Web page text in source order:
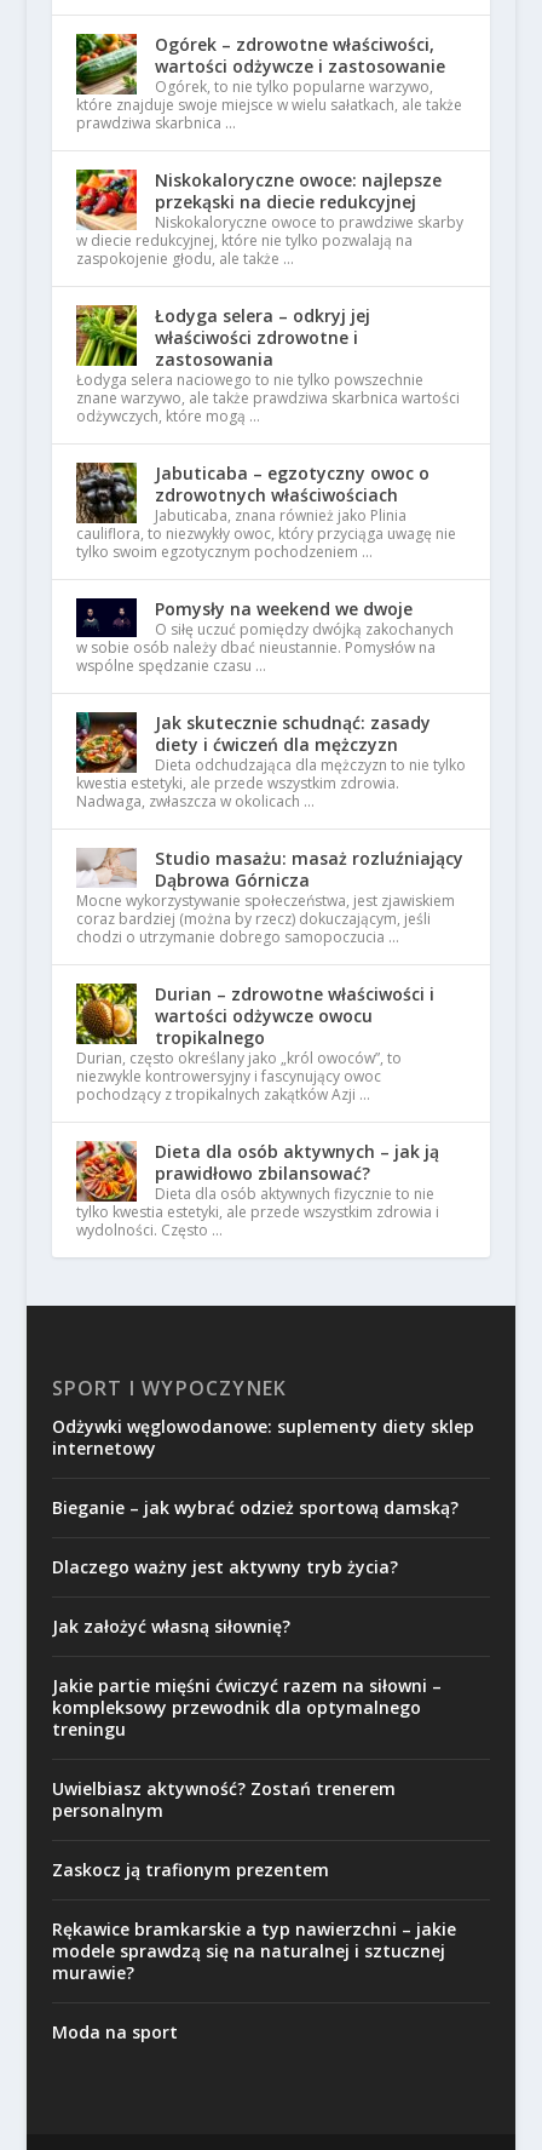
Ogórek – zdrowotne właściwości,
wartości odżywcze i zastosowanie
Ogórek, to nie tylko popularne warzywo,
które znajduje swoje miejsce w wielu sałatkach, ale także
prawdziwa skarbnica …
Niskokaloryczne owoce: najlepsze
przekąski na diecie redukcyjnej
Niskokaloryczne owoce to prawdziwe skarby
w diecie redukcyjnej, które nie tylko pozwalają na
zaspokojenie głodu, ale także …
Łodyga selera – odkryj jej
właściwości zdrowotne i
zastosowania
Łodyga selera naciowego to nie tylko powszechnie
znane warzywo, ale także prawdziwa skarbnica wartości
odżywczych, które mogą …
Jabuticaba – egzotyczny owoc o
zdrowotnych właściwościach
Jabuticaba, znana również jako Plinia
cauliflora, to niezwykły owoc, który przyciąga uwagę nie
tylko swoim egzotycznym pochodzeniem …
Pomysły na weekend we dwoje
O siłę uczuć pomiędzy dwójką zakochanych
w sobie osób należy dbać nieustannie. Pomysłów na
wspólne spędzanie czasu …
Jak skutecznie schudnąć: zasady
diety i ćwiczeń dla mężczyzn
Dieta odchudzająca dla mężczyzn to nie tylko
kwestia estetyki, ale przede wszystkim zdrowia.
Nadwaga, zwłaszcza w okolicach …
Studio masażu: masaż rozluźniający
Dąbrowa Górnicza
Mocne wykorzystywanie społeczeństwa, jest zjawiskiem
coraz bardziej (można by rzecz) dokuczającym, jeśli
chodzi o utrzymanie dobrego samopoczucia …
Durian – zdrowotne właściwości i
wartości odżywcze owocu
tropikalnego
Durian, często określany jako „król owoców”, to
niezwykle kontrowersyjny i fascynujący owoc
pochodzący z tropikalnych zakątków Azji …
Dieta dla osób aktywnych – jak ją
prawidłowo zbilansować?
Dieta dla osób aktywnych fizycznie to nie
tylko kwestia estetyki, ale przede wszystkim zdrowia i
wydolności. Często …
SPORT I WYPOCZYNEK
Odżywki węglowodanowe: suplementy diety sklep
internetowy
Bieganie – jak wybrać odzież sportową damską?
Dlaczego ważny jest aktywny tryb życia?
Jak założyć własną siłownię?
Jakie partie mięśni ćwiczyć razem na siłowni –
kompleksowy przewodnik dla optymalnego
treningu
Uwielbiasz aktywność? Zostań trenerem
personalnym
Zaskocz ją trafionym prezentem
Rękawice bramkarskie a typ nawierzchni – jakie
modele sprawdzą się na naturalnej i sztucznej
murawie?
Moda na sport